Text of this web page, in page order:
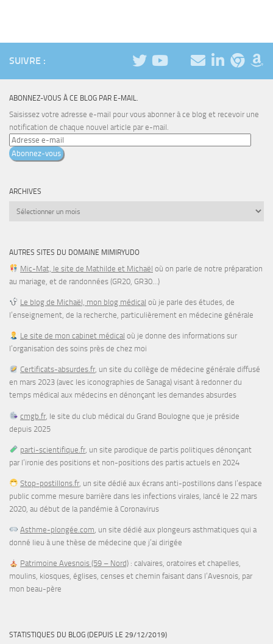
SUIVRE :
ABONNEZ-VOUS À CE BLOG PAR E-MAIL.
Saisissez votre adresse e-mail pour vous abonner à ce blog et recevoir une
notification de chaque nouvel article par e-mail.
Adresse
e-Abonnez-vous
ARCHIVES
Archives
AUTRES SITES DU DOMAINE MIMIRYUDO
Mic-Mat, le site de Mathilde et Michaël où on parle de notre préparation
au mariage, et de randonnées (GR20, GR30…)
Le blog de Michaël, mon blog médical où je parle des études, de
l’enseignement, de la recherche, particulièrement en médecine générale
Le site de mon cabinet médical où je donne des informations sur
l’organisation des soins près de chez moi
Certificats-absurdes.fr, un site du collège de médecine générale diffusé
en mars 2023 (avec les iconographies de Sanaga) visant à redonner du
temps médical aux médecins en dénonçant les demandes absurdes
cmgb.fr , le site du club médical du Grand Boulogne que je préside
depuis 2025
parti-scientifique.fr , un site parodique de partis politiques dénonçant
par l’ironie des positions et non-positions des partis actuels en 2024
Stop-postillons.fr, un site dédié aux écrans anti-postillons dans l’espace
public comme mesure barrière dans les infections virales, lancé le 22 mars
2020, au début de la pandémie à Coronavirus
Asthme-plongée.com, un site dédié aux plongeurs asthmatiques qui a
donné lieu à une thèse de médecine que j’ai dirigée
Patrimoine Avesnois (59 – Nord) : calvaires, oratoires et chapelles,
moulins, kiosques, églises, censes et chemin faisant dans l’Avesnois, par
mon beau-père
STATISTIQUES DU BLOG (DEPUIS LE 29/12/2019)